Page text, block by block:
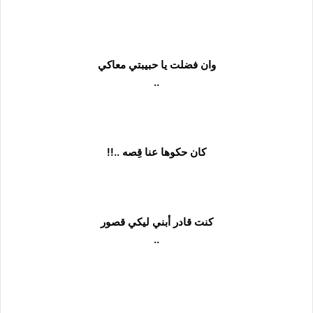
وان فضلت يا حبيبتي معاكي
..
كان حكوها عنا قِصه ..!!
كنت قادر أبني ليكي قصور
..